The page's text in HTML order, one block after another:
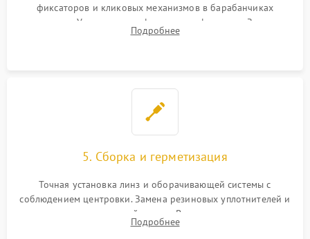
фиксаторов и кликовых механизмов в барабанчиках
поправок. Устранение люфтов в трансфокаторе. Замена
поврежденных линз, разбитой сетки или восстановление
Подробнее
5. Сборка и герметизация
Точная установка линз и оборачивающей системы с
соблюдением центровки. Замена резиновых уплотнителей и
нанесение влагозащитной смазки. Вакуумирование корпуса
и заполнение его осушенным азотом или аргоном для
Подробнее